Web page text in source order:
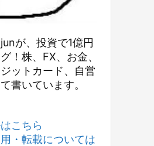
が、投資で1億円
！株、FX、お金、
ットカード、自営
書いています。
こちら
・転載については